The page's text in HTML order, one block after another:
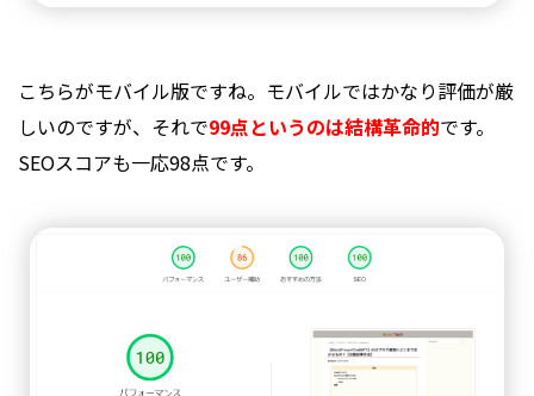
こちらがモバイル版ですね。モバイルではかなり評価が厳
しいのですが、それで99点というのは結構革命的です。
SEOスコアも一応98点です。